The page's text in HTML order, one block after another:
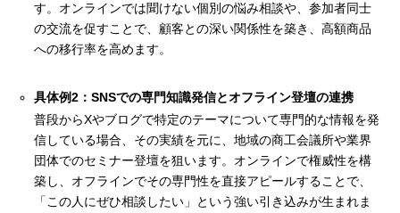
す。オンラインでは聞けない個別の悩み相談や、参加者同士
の交流を促すことで、顧客との深い関係性を築き、高額商品
への移行率を高めます。
具体例2：SNSでの専門知識発信とオフライン登壇の連携
普段からXやブログで特定のテーマについて専門的な情報を発
信している場合、その実績を元に、地域の商工会議所や業界
団体でのセミナー登壇を狙います。オンラインで権威性を構
築し、オフラインでその専門性を直接アピールすることで、
「この人にぜひ相談したい」という強い引き込みが生まれま